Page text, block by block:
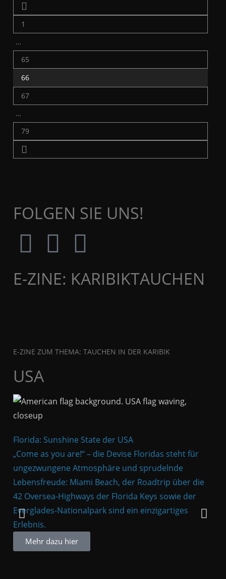
1
…
65
66
67
…
79
FOLGEN SIE UNS!
E-ZINE: KARIBIKTAUCHEN
E-ZINE ZUM THEMA: TAUCHEN IN DER KARIBIK
USA
Florida: Sunshine State der USA
„Come as you are!“ – die Devise Floridas steht für
ungezwungene Atmosphäre und sprudelnde
Lebensfreude: Miami Beach, der Roadtrip über die
42 Oversea-Highways der Florida Keys sowie der
Everglades-Nationalpark sind ein einzigartiges
Erlebnis.
Mehr dazu hier